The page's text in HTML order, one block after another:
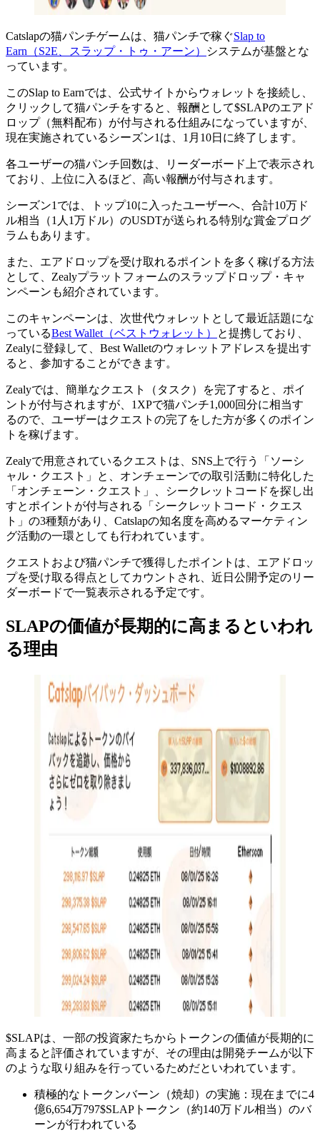
Catslapの猫パンチゲームは、猫パンチで稼ぐSlap to
Earn（S2E、スラップ・トゥ・アーン）
システムが基盤とな
っています。
このSlap to Earnでは、公式サイトからウォレットを接続し、
クリックして猫パンチをすると、報酬として$SLAPのエアド
ロップ（無料配布）が付与される仕組みになっていますが、
現在実施されているシーズン1は、1月10日に終了します。
各ユーザーの猫パンチ回数は、リーダーボード上で表示され
ており、上位に入るほど、高い報酬が付与されます。
シーズン1では、トップ10に入ったユーザーへ、合計10万ド
ル相当（1人1万ドル）のUSDTが送られる特別な賞金プログ
ラムもあります。
また、エアドロップを受け取れるポイントを多く稼げる方法
として、Zealyプラットフォームのスラップドロップ・キャ
ンペーンも紹介されています。
このキャンペーンは、次世代ウォレットとして最近話題にな
っているBest Wallet（ベストウォレット）
と提携しており、
Zealyに登録して、Best Walletのウォレットアドレスを提出す
ると、参加することができます。
Zealyでは、簡単なクエスト（タスク）を完了すると、ポイ
ントが付与されますが、1XPで猫パンチ1,000回分に相当す
るので、ユーザーはクエストの完了をした方が多くのポイン
トを稼げます。
Zealyで用意されているクエストは、SNS上で行う「ソーシ
ャル・クエスト」と、オンチェーンでの取引活動に特化した
「オンチェーン・クエスト」、シークレットコードを探し出
すとポイントが付与される「シークレットコード・クエス
ト」の3種類があり、Catslapの知名度を高めるマーケティン
グ活動の一環としても行われています。
クエストおよび猫パンチで獲得したポイントは、エアドロッ
プを受け取る得点としてカウントされ、近日公開予定のリー
ダーボードで一覧表示される予定です。
SLAPの価値が長期的に高まるといわれ
る理由
$SLAPは、一部の投資家たちからトークンの価値が長期的に
高まると評価されていますが、その理由は開発チームが以下
のような取り組みを行っているためだといわれています。
積極的なトークンバーン（焼却）の実施：現在までに4
億6,654万797$SLAPトークン（約140万ドル相当）のバ
ーンが行われている